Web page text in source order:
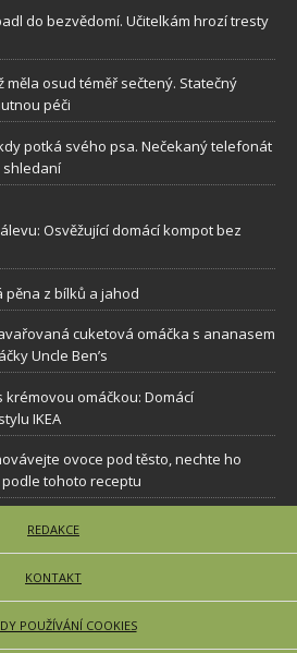
do bezvědomí. Učitelkám hrozí tresty
měla osud téměř sečtený. Statečný
péči
potká svého psa. Nečekaný telefonát
shledaní
Osvěžující domácí kompot bez
pěna z bílků a jahod
cuketová omáčka s ananasem
Uncle Ben’s
omáčkou: Domácí
IKEA
ovoce pod těsto, nechte ho
tohoto receptu
REDAKCE
KONTAKT
POUŽÍVÁNÍ COOKIES